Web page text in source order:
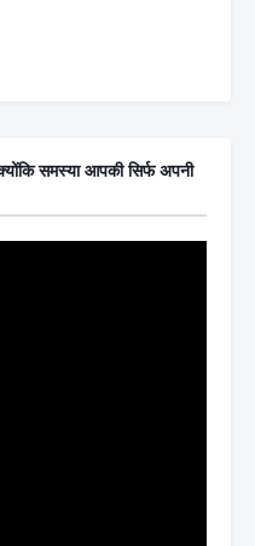
समस्या आपकी सिर्फ अपनी